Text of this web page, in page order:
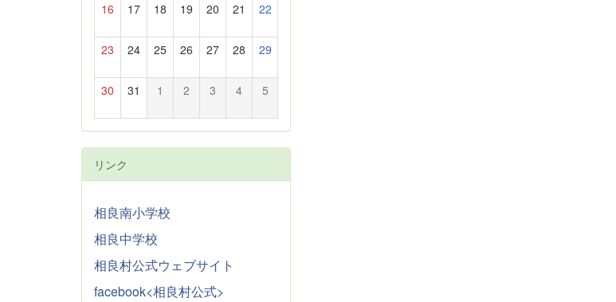
16 17 18 19 20 21 22
23 24 25 26 27 28 29
30 31 1 2 3 4 5
リンク
相良南小学校
相良中学校
相良村公式ウェブサイト
facebook<相良村公式>